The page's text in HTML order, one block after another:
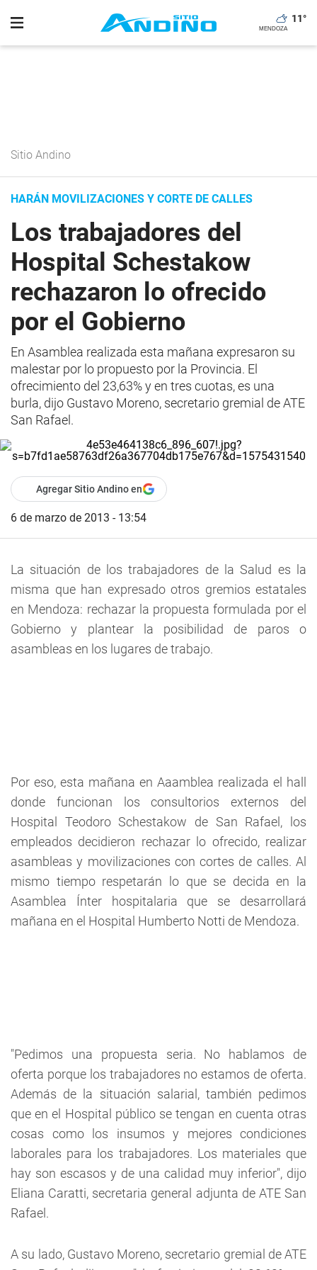
11°
Sitio Andino
HARÁN MOVILIZACIONES Y CORTE DE CALLES
Los trabajadores del
Hospital Schestakow
rechazaron lo ofrecido
por el Gobierno
En Asamblea realizada esta mañana expresaron su
malestar por lo propuesto por la Provincia. El
ofrecimiento del 23,63% y en tres cuotas, es una
burla, dijo Gustavo Moreno, secretario gremial de ATE
San Rafael.
Agregar Sitio Andino en
6 de marzo de 2013 - 13:54
La situación de los trabajadores de la Salud es la
misma que han expresado otros gremios estatales
en Mendoza: rechazar la propuesta formulada por el
Gobierno y plantear la posibilidad de paros o
asambleas en los lugares de trabajo.
Por eso, esta mañana en Aaamblea realizada el hall
donde funcionan los consultorios externos del
Hospital Teodoro Schestakow de San Rafael, los
empleados decidieron rechazar lo ofrecido, realizar
asambleas y movilizaciones con cortes de calles. Al
mismo tiempo respetarán lo que se decida en la
Asamblea Ínter hospitalaria que se desarrollará
mañana en el Hospital Humberto Notti de Mendoza.
"Pedimos una propuesta seria. No hablamos de
oferta porque los trabajadores no estamos de oferta.
Además de la situación salarial, también pedimos
que en el Hospital público se tengan en cuenta otras
cosas como los insumos y mejores condiciones
laborales para los trabajadores. Los materiales que
hay son escasos y de una calidad muy inferior", dijo
Eliana Caratti, secretaria general adjunta de ATE San
Rafael.
A su lado, Gustavo Moreno, secretario gremial de ATE